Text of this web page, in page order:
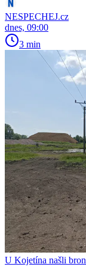
NESPECHEJ.cz
dnes, 09:00
3 min
U Kojetína našli